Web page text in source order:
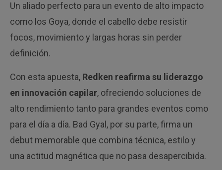
Un aliado perfecto para un evento de alto impacto
como los Goya, donde el cabello debe resistir
focos, movimiento y largas horas sin perder
definición.
Con esta apuesta, Redken reafirma su liderazgo
en innovación capilar, ofreciendo soluciones de
alto rendimiento tanto para grandes eventos como
para el día a día. Bad Gyal, por su parte, firma un
debut memorable que combina técnica, estilo y
una actitud magnética que no pasa desapercibida.